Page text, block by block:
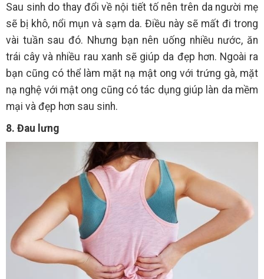
Sau sinh do thay đổi về nội tiết tố nên trên da người mẹ
sẽ bị khô, nổi mụn và sạm da. Điều này sẽ mất đi trong
vài tuần sau đó. Nhưng bạn nên uống nhiều nước, ăn
trái cây và nhiều rau xanh sẽ giúp da đẹp hơn. Ngoài ra
bạn cũng có thể làm mặt nạ mật ong với trứng gà, mặt
nạ nghệ với mật ong cũng có tác dụng giúp làn da mềm
mại và đẹp hơn sau sinh.
8. Đau lưng